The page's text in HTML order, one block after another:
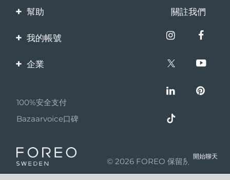
幫助
聯繫我們
保修與退換貨
關註我們
我的帳號
產品註冊
企業
夥伴計畫
聯盟新聞
成為合作夥伴
100%安全支付
Bazaarvoice口碑
© 2026 FOREO 保留所有權利
開始聊天